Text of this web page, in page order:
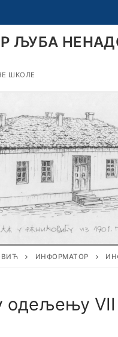
ЉУБА
ШКОЛЕ
ИНФОРМАТОР
VII